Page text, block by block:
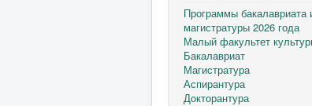
Программы бакалавриата
магистратуры 2026 года
Малый факультет
Бакалавриат
Магистратура
Аспирантура
Докторантура